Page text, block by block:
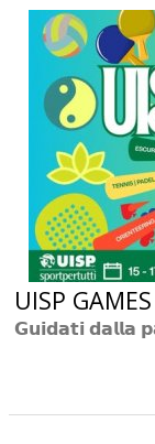
UISP
𝗚𝘂𝗶𝗱𝗮𝘁𝗶 𝗱𝗮𝗹𝗹𝗮